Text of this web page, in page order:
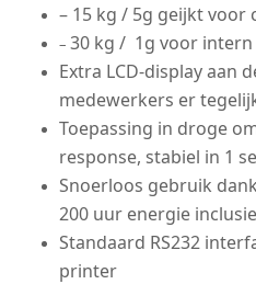
– 15 kg / 5g geijkt voor
–30 kg / 1g voor
Extra LCD-display aan
medewerkers er
Toepassing in droge
response, stabiel in 1
Snoerloos gebruik
200 uur energie
Standaard RS232
printer